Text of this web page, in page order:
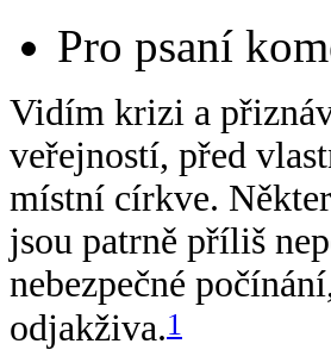
Pro psaní
Vidím krizi a
veřejností, před
místní církve.
jsou patrně příliš
nebezpečné
odjakživa.1